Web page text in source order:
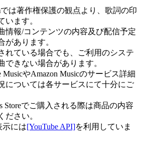
は著作権保護の観点より、歌詞の印
います。
情報/コンテンツの内容及び配信予定
があります。
れている場合でも、ご利用のシステ
できない場合があります。
MusicやAmazon Musicのサービス詳細
については各サービスにて十分にご
Storeでご購入される際は商品の内容
ださい。
示には[YouTube API]を利用していま